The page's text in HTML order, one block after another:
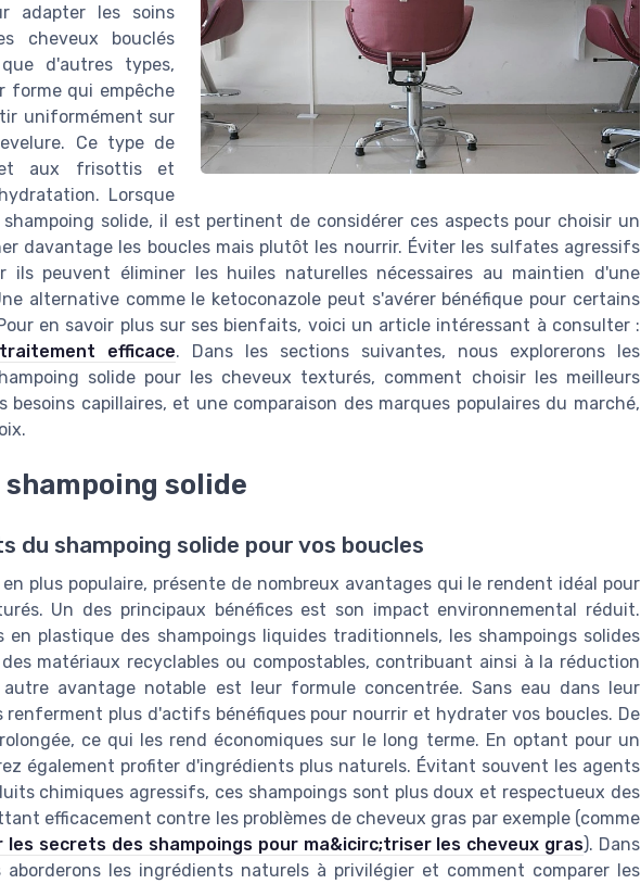
adapter les soins
cheveux bouclés
d'autres types,
forme qui empêche
uniformément sur
Ce type de
aux frisottis et
Lorsque
shampoing solide, il est pertinent de considérer ces aspects pour choisir un
davantage les boucles mais plutôt les nourrir. Éviter les sulfates agressifs
ils peuvent éliminer les huiles naturelles nécessaires au maintien d'une
alternative comme le ketoconazole peut s'avérer bénéfique pour certains
en savoir plus sur ses bienfaits, voici un article intéressant à consulter :
efficace. Dans les sections suivantes, nous explorerons les
solide pour les cheveux texturés, comment choisir les meilleurs
capillaires, et une comparaison des marques populaires du marché,
solide
du shampoing solide pour vos boucles
plus populaire, présente de nombreux avantages qui le rendent idéal pour
Un des principaux bénéfices est son impact environnemental réduit.
en plastique des shampoings liquides traditionnels, les shampoings solides
matériaux recyclables ou compostables, contribuant ainsi à la réduction
avantage notable est leur formule concentrée. Sans eau dans leur
renferment plus d'actifs bénéfiques pour nourrir et hydrater vos boucles. De
ce qui les rend économiques sur le long terme. En optant pour un
également profiter d'ingrédients plus naturels. Évitant souvent les agents
chimiques agressifs, ces shampoings sont plus doux et respectueux des
efficacement contre les problèmes de cheveux gras par exemple (comme
les secrets des shampoings pour ma&icirc;triser les cheveux gras). Dans
les ingrédients naturels à privilégier et comment comparer les